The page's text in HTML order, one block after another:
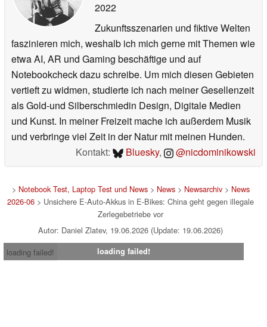
2022
Zukunftsszenarien und fiktive Welten
faszinieren mich, weshalb ich mich gerne mit Themen wie
etwa AI, AR und Gaming beschäftige und auf
Notebookcheck dazu schreibe. Um mich diesen Gebieten
vertieft zu widmen, studierte ich nach meiner Gesellenzeit
als Gold-und Silberschmiedin Design, Digitale Medien
und Kunst. In meiner Freizeit mache ich außerdem Musik
und verbringe viel Zeit in der Natur mit meinen Hunden.
Kontakt:
Bluesky, @nicdominikowski
> Notebook Test, Laptop Test und News> News> Newsarchiv> News
2026-06 > Unsichere E-Auto-Akkus in E-Bikes: China geht gegen illegale
Zerlegebetriebe vor
Autor: Daniel Zlatev, 19.06.2026 (Update: 19.06.2026)
loading failed!
loading failed!